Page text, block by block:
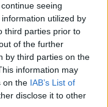
seeing
utilized by
third parties prior to
of the further
by third parties on the
information may
on the IAB’s List of
disclose it to other
00:00:30
r.: dviejų moterų ir